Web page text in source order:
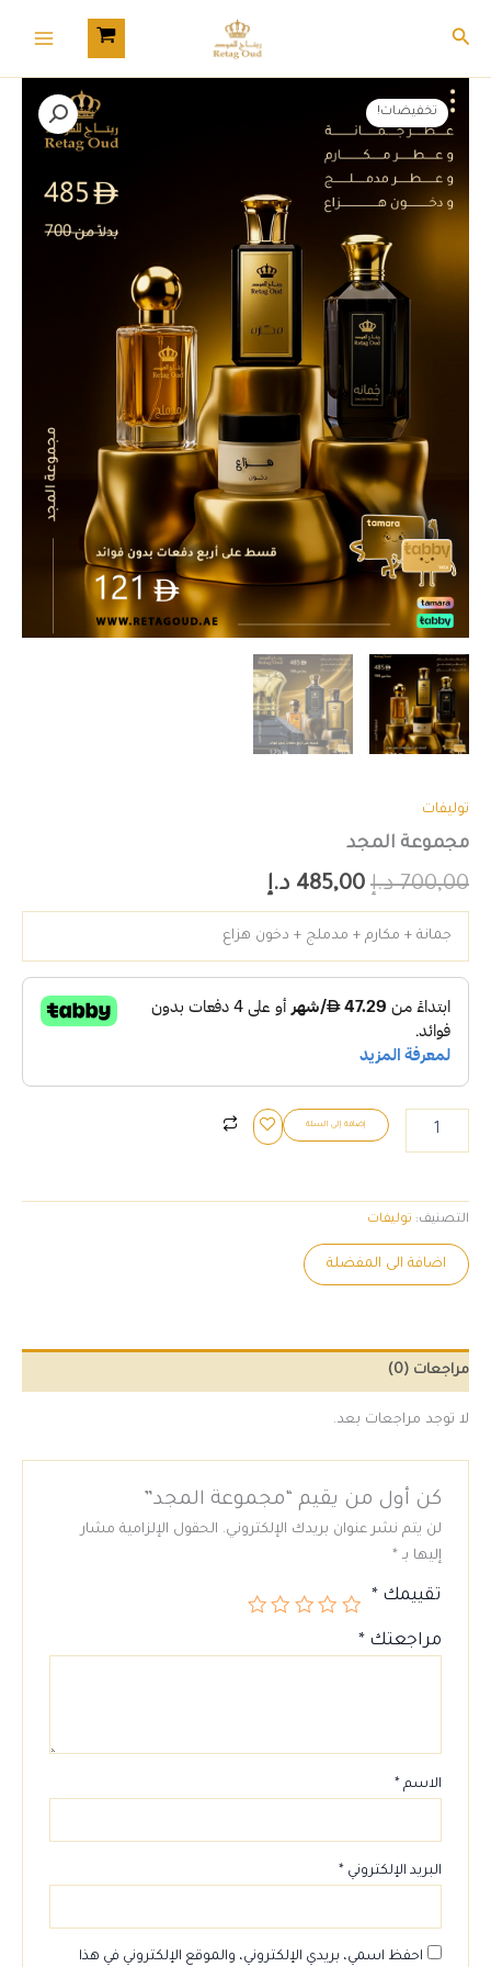
البحث
تخفيضات!
توليفات
مجموعة المجد
700,00 د.إ
الأصلي
هو:
700,00 د.إ.
485,00 د.إ
485,00 د.إ.
جمانة + مكارم + مدملج + دخون هزاع
كمية
مجموعة
المجد
إضافة إلى السلة
التصنيف: توليفات
اضافة الى المفضلة
مراجعات (0)
لا توجد مراجعات بعد.
كن أول من يقيم “مجموعة المجد”
لن يتم نشر عنوان بريدك الإلكتروني. الحقول الإلزامية مشار
إليها بـ *
تقييمك*
مراجعتك*
الاسم *
البريد الإلكتروني*
احفظ اسمي، بريدي الإلكتروني، والموقع الإلكتروني في هذا